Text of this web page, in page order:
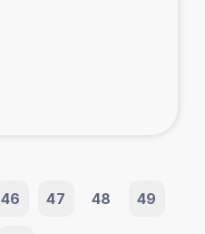
46 47 48 49